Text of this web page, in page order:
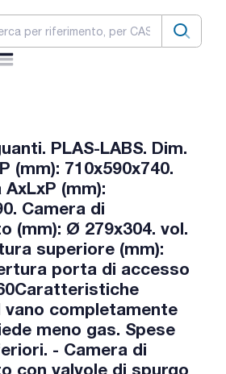
PLAS-LABS. Dim.
(mm): 710x590x740.
(mm):
Camera di
(mm): Ø 279x304. vol.
superiore (mm):
porta di accesso
vano completamente
meno gas. Spese
- Camera di
con valvole di spurgo